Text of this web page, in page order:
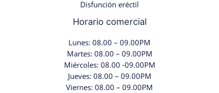
Disfunción eréctil
Horario comercial
Lunes: 08.00 – 09.00PM
Martes: 08.00 – 09.00PM
Miércoles: 08.00 -09.00PM
Jueves: 08.00 – 09.00PM
Viernes: 08.00 – 09.00PM